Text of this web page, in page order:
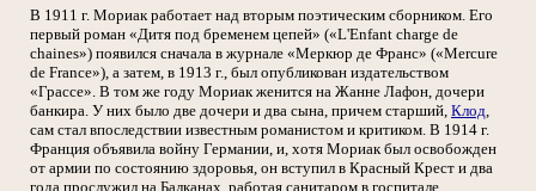
В 1911 г. Мориак работает над вторым поэтическим сборником. Его
первый роман «Дитя под бременем цепей» («L'Enfant charge de
chaines») появился сначала в журнале «Меркюр де Франс» («Mercure
de France»), а затем, в 1913 г., был опубликован издательством
«Грассе». В том же году Мориак женится на Жанне Лафон, дочери
банкира. У них было две дочери и два сына, причем старший, Клод,
сам стал впоследствии известным романистом и критиком. В 1914 г.
Франция объявила войну Германии, и, хотя Мориак был освобожден
от армии по состоянию здоровья, он вступил в Красный Крест и два
года прослужил на Балканах, работая санитаром в госпитале.